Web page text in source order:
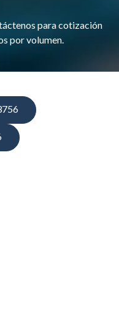
para cotización
por volumen.